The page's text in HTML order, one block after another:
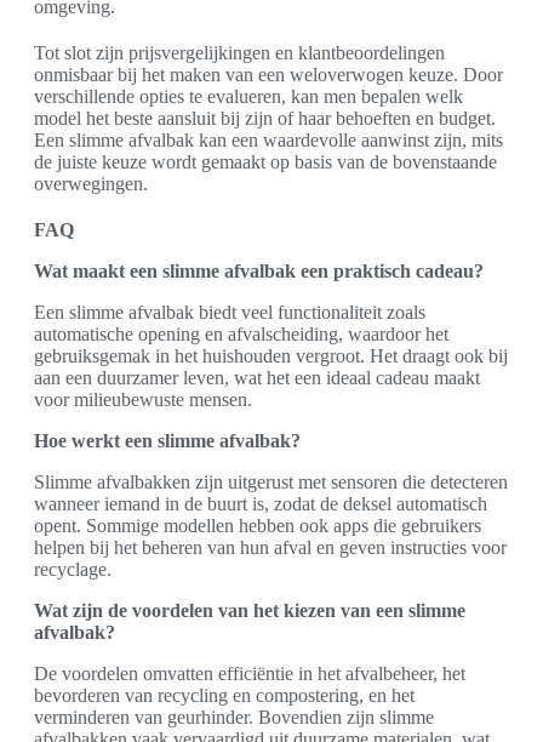
omgeving.
Tot slot zijn prijsvergelijkingen en klantbeoordelingen
onmisbaar bij het maken van een weloverwogen keuze. Door
verschillende opties te evalueren, kan men bepalen welk
model het beste aansluit bij zijn of haar behoeften en budget.
Een slimme afvalbak kan een waardevolle aanwinst zijn, mits
de juiste keuze wordt gemaakt op basis van de bovenstaande
overwegingen.
FAQ
Wat maakt een slimme afvalbak een praktisch cadeau?
Een slimme afvalbak biedt veel functionaliteit zoals
automatische opening en afvalscheiding, waardoor het
gebruiksgemak in het huishouden vergroot. Het draagt ook bij
aan een duurzamer leven, wat het een ideaal cadeau maakt
voor milieubewuste mensen.
Hoe werkt een slimme afvalbak?
Slimme afvalbakken zijn uitgerust met sensoren die detecteren
wanneer iemand in de buurt is, zodat de deksel automatisch
opent. Sommige modellen hebben ook apps die gebruikers
helpen bij het beheren van hun afval en geven instructies voor
recyclage.
Wat zijn de voordelen van het kiezen van een slimme
afvalbak?
De voordelen omvatten efficiëntie in het afvalbeheer, het
bevorderen van recycling en compostering, en het
verminderen van geurhinder. Bovendien zijn slimme